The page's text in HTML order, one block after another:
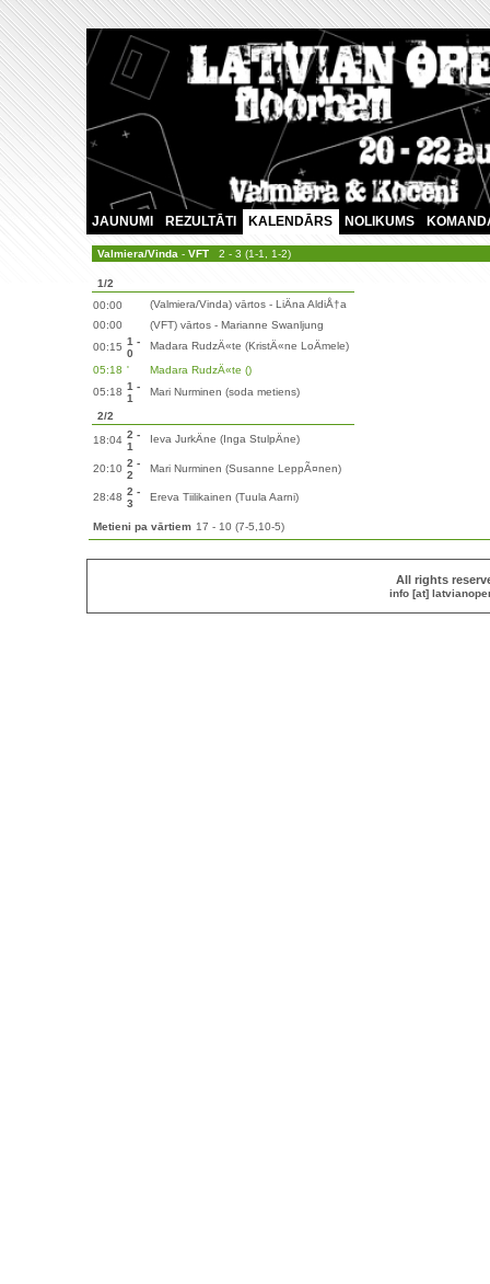
JAUNUMI REZULTĀTI KALENDĀRS NOLIKUMS
Valmiera/Vinda - VFT2 - 3 (1-1, 1-2)
1/2
00:00
(Valmiera/Vinda) vārtos - LiÄna AldiÅ†a
00:00
(VFT) vārtos - Marianne Swanljung
00:15 1 -
0
Madara RudzÄ«te (KristÄ«ne LoÄmele)
05:18 '
Madara RudzÄ«te ()
05:18 1 -
1
Mari Nurminen (soda metiens)
2/2
18:04 2 -
1
Ieva JurkÄne (Inga StulpÄne)
20:10 2 -
2
Mari Nurminen (Susanne LeppÃ¤nen)
28:48 2 -
3
Ereva Tiilikainen (Tuula Aarni)
Metieni pa vārtiem 17 - 10 (7-5,10-5)
All rights
info [at]